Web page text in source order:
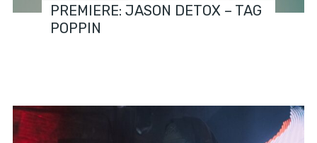
PREMIERE: JASON DETOX – TAG
POPPIN